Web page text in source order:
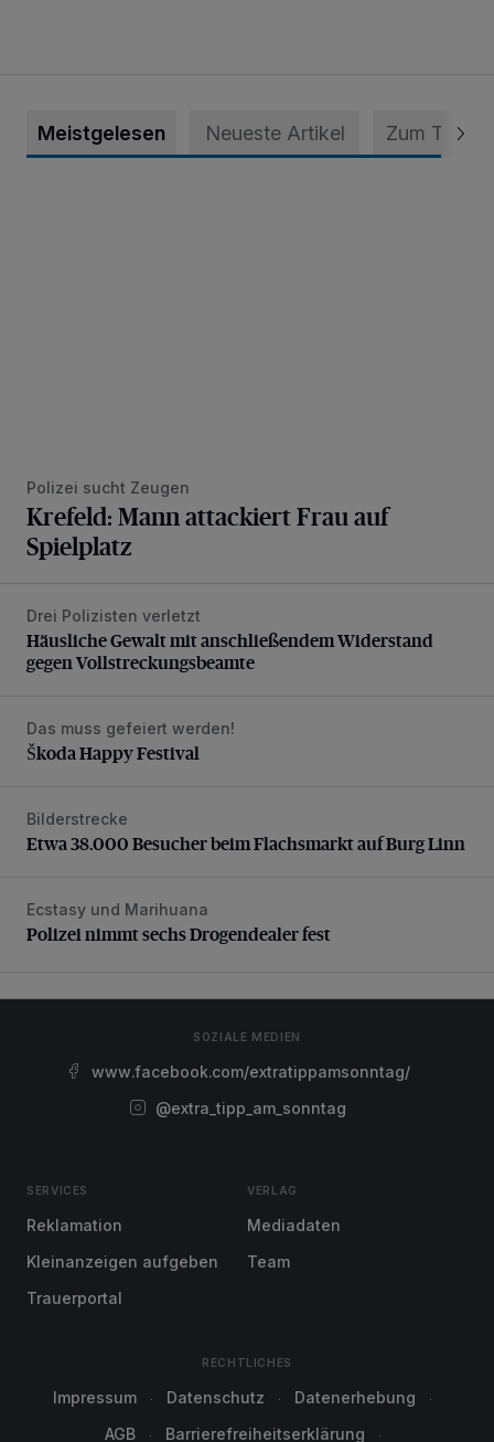
Meistgelesen Neueste Artikel Zum Thema
Polizei sucht Zeugen
Krefeld: Mann attackiert Frau auf
Spielplatz
Häusliche Gewalt mit anschließendem Widerstand gegen
Drei Polizisten verletzt
Häusliche Gewalt mit anschließendem Widerstand
gegen Vollstreckungsbeamte
Škoda Happy Festival
Das muss gefeiert werden!
Škoda Happy Festival
Etwa 38.000 Besucher beim Flachsmarkt auf Burg Linn
Bilderstrecke
Etwa 38.000 Besucher beim Flachsmarkt auf Burg Linn
Polizei nimmt sechs Drogendealer fest
Ecstasy und Marihuana
Polizei nimmt sechs Drogendealer fest
SOZIALE MEDIEN
www.facebook.com/extratippamsonntag/
@extra_tipp_am_sonntag
SERVICES
Reklamation
Kleinanzeigen aufgeben
Trauerportal
VERLAG
Mediadaten
Team
RECHTLICHES
Impressum Datenschutz
Datenerhebung
AGB
Barrierefreiheitserklärung